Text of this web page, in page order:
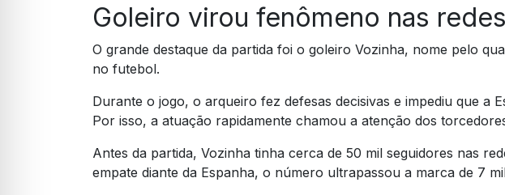
Goleiro virou fenômeno nas redes
O grande destaque da partida foi o goleiro Vozinha, nome pelo
no futebol.
Durante o jogo, o arqueiro fez defesas decisivas e impediu que a
Por isso, a atuação rapidamente chamou a atenção dos
Antes da partida, Vozinha tinha cerca de 50 mil seguidores nas
empate diante da Espanha, o número ultrapassou a marca de 7